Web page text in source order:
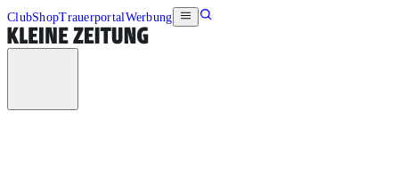
ClubShopTrauerportalWerbung